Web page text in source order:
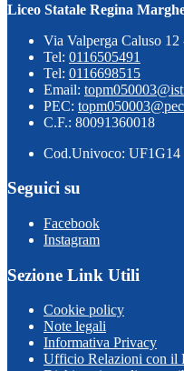
Liceo Statale Regina
Via Valperga Caluso
Tel: 0116505491
Tel: 0116698515
Email:
PEC:
C.F.: 80091360018
Cod.Univoco: UF1G14
Seguici su
Facebook
Instagram
Sezione Link Utili
Cookie policy
Note legali
Informativa Privacy
Ufficio Relazioni con il